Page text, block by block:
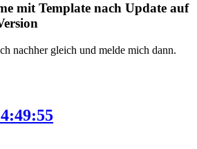
mit Template nach Update auf
nachher gleich und melde mich dann.